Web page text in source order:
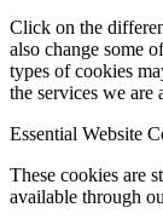
Click on the
also change some
types of cookies
the services we are
Essential Website
These cookies are
available through